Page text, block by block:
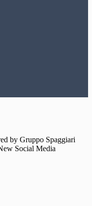
by Gruppo Spaggiari
Social Media